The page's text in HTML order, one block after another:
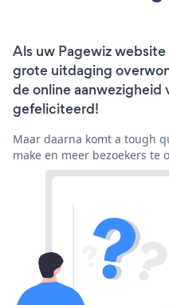
Als uw Pagewiz
grote uitdaging
de online aanwezigheid
gefeliciteerd!
Maar daarna komt a tough
make en meer bezoekers te